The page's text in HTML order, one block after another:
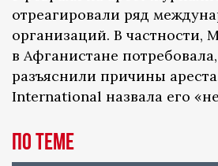
отреагировали ряд
организаций. В
в Афганистане
разъяснили причины
International назвала его
По теме